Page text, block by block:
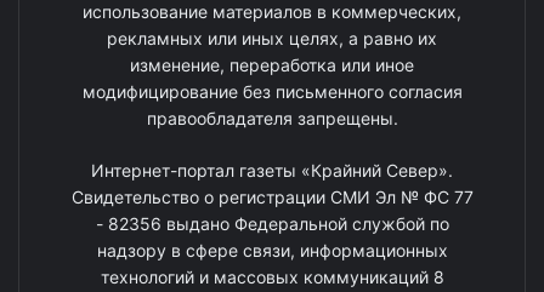
использование материалов в коммерческих,
рекламных или иных целях, а равно их
изменение, переработка или иное
модифицирование без письменного согласия
правообладателя запрещены.
Интернет-портал газеты «Крайний Север».
Свидетельство о регистрации СМИ Эл № ФС 77
- 82356 выдано Федеральной службой по
надзору в сфере связи, информационных
технологий и массовых коммуникаций 8